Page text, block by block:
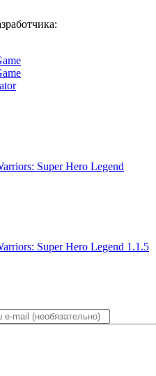
Super Hero Legend
Super Hero Legend 1.1.5